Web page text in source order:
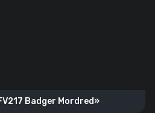
Badger Mordred»